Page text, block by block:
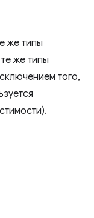
же типы
же типы
того,